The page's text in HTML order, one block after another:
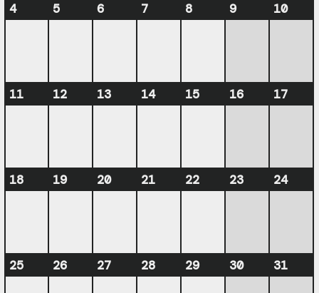
4 5 6 7 8 9 10
11 12 13 14 15 16 17
18 19 20 21 22 23 24
25 26 27 28 29 30 31